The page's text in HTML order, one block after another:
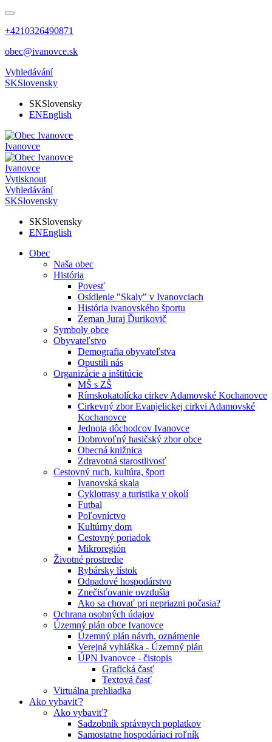
+4210326490871
obec@ivanovce.sk
Vyhledávání
SKSlovensky
SKSlovensky
ENEnglish
Ivanovce
Ivanovce
Vytisknout
Vyhledávání
SKSlovensky
SKSlovensky
ENEnglish
Obec
Naša obec
História
Povesť
Osídlenie "Skaly" v Ivanovciach
História ivanovského športu
Zeman Juraj Ďurikovič
Symboly obce
Obyvateľstvo
Demografia obyvateľstva
Opustili nás
Organizácie a inštitúcie
MŠ s ZŠ
Rímskokatolícka cirkev Adamovské Kochanovce
Cirkevný zbor Evanjelickej cirkvi Adamovské
Kochanovce
Jednota dôchodcov Ivanovce
Dobrovoľný hasičský zbor obce
Obecná knižnica
Zdravotná starostlivosť
Cestovný ruch, kultúra, šport
Ivanovská skala
Cyklotrasy a turistika v okolí
Futbal
Poľovníctvo
Kultúrny dom
Cestovný poriadok
Mikroregión
Životné prostredie
Rybársky lístok
Odpadové hospodárstvo
Znečisťovanie ovzdušia
Ako sa chovať pri nepriazni počasia?
Ochrana osobných údajov
Územný plán obce Ivanovce
Územný plán návrh, oznámenie
Verejná vyhláška - Územný plán
ÚPN Ivanovce - čistopis
Grafická časť
Textová časť
Virtuálna prehliadka
Ako vybaviť?
Ako vybaviť?
Sadzobník správnych poplatkov
Samostatne hospodáriaci roľník